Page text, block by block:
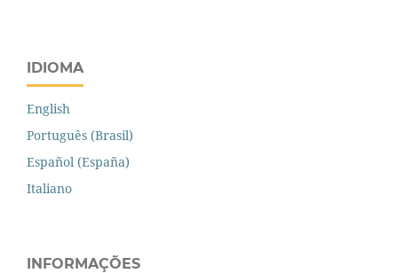
IDIOMA
English
Português (Brasil)
Español (España)
Italiano
INFORMAÇÕES